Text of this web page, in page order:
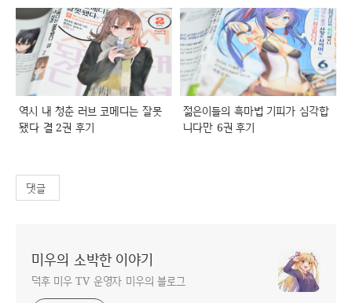
역시 내 청춘 러브 코메디는 잘못
됐다 결 2권 후기
젊은이들의 흑마법 기피가 심각합
니다만 6권 후기
댓글
미우의 소박한 이야기
덕후 미우 TV 운영자 미우의 블로그